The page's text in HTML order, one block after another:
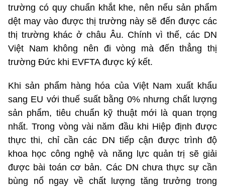
trường có quy chuẩn khắt khe, nên nếu sản phẩm
dệt may vào được thị trường này sẽ đến được các
thị trường khác ở châu Âu. Chính vì thế, các DN
Việt Nam không nên đi vòng mà đến thẳng thị
trường Đức khi EVFTA được ký kết.
Khi sản phẩm hàng hóa của Việt Nam xuất khẩu
sang EU với thuế suất bằng 0% nhưng chất lượng
sản phẩm, tiêu chuẩn kỹ thuật mới là quan trọng
nhất. Trong vòng vài năm đầu khi Hiệp định được
thực thi, chỉ cần các DN tiếp cận được trình độ
khoa học công nghệ và năng lực quản trị sẽ giải
được bài toán cơ bản. Các DN chưa thực sự cần
bùng nổ ngay về chất lượng tăng trưởng trong